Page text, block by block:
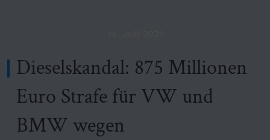
Dieselskandal: 875 Millionen
Euro Strafe für VW und
BMW wegen